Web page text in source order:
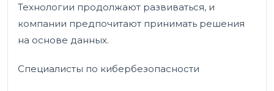
Технологии продолжают развиваться, и
компании предпочитают принимать решения
на основе данных.
Специалисты по кибербезопасности